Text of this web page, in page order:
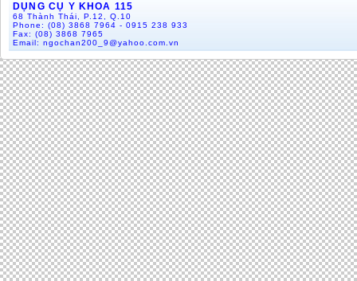
DỤNG CỤ Y KHOA 115
68 Thành Thái, P.12, Q.10
Phone: (08) 3868 7964 - 0915 238 933
Fax: (08) 3868 7965
Email: ngochan200_9@yahoo.com.vn